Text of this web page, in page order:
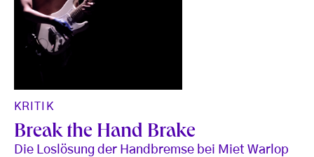
KRITIK
Break the Hand Brake
Die Loslösung der Handbremse bei Miet Warlop